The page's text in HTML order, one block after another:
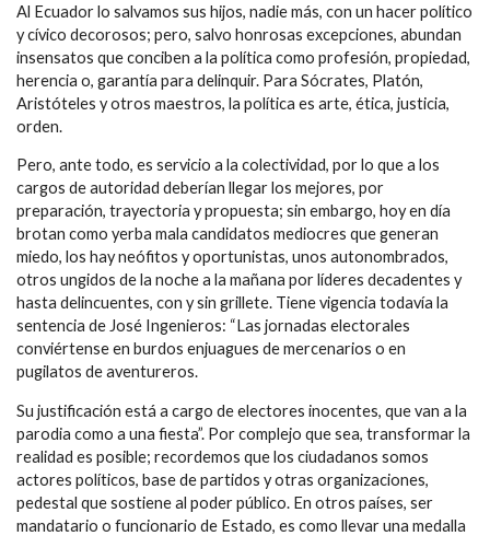
Al Ecuador lo salvamos sus hijos, nadie más, con un hacer político
y cívico decorosos; pero, salvo honrosas excepciones, abundan
insensatos que conciben a la política como profesión, propiedad,
herencia o, garantía para delinquir. Para Sócrates, Platón,
Aristóteles y otros maestros, la política es arte, ética, justicia,
orden.
Pero, ante todo, es servicio a la colectividad, por lo que a los
cargos de autoridad deberían llegar los mejores, por
preparación, trayectoria y propuesta; sin embargo, hoy en día
brotan como yerba mala candidatos mediocres que generan
miedo, los hay neófitos y oportunistas, unos autonombrados,
otros ungidos de la noche a la mañana por líderes decadentes y
hasta delincuentes, con y sin grillete. Tiene vigencia todavía la
sentencia de José Ingenieros: “Las jornadas electorales
conviértense en burdos enjuagues de mercenarios o en
pugilatos de aventureros.
Su justificación está a cargo de electores inocentes, que van a la
parodia como a una fiesta”. Por complejo que sea, transformar la
realidad es posible; recordemos que los ciudadanos somos
actores políticos, base de partidos y otras organizaciones,
pedestal que sostiene al poder público. En otros países, ser
mandatario o funcionario de Estado, es como llevar una medalla